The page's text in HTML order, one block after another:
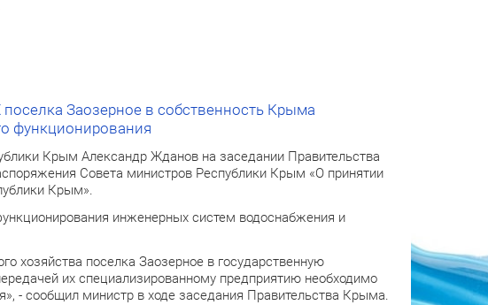
Заозерное в собственность Крыма
функционирования
Крым Александр Жданов на заседании Правительства
Совета министров Республики Крым «О принятии
Крым».
инженерных систем водоснабжения и
хозяйства поселка Заозерное в государственную
их специализированному предприятию необходимо
- сообщил министр в ходе заседания Правительства Крыма.